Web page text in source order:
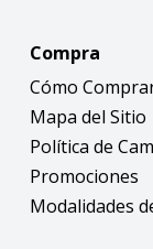
Compra
Cómo
Mapa del Sitio
Política de
Promociones
Modalidades